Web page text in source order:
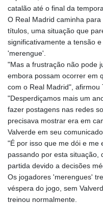
catalão até o final da
O Real Madrid caminha
títulos, uma situação que
significativamente a tensão
'merengue'.
"Mas a frustração não pode
embora possam ocorrer em
com o Real Madrid", afirmou
"Desperdiçamos mais um
fazer postagens nas redes
precisava mostrar era em
Valverde em seu
"É por isso que me dói e me
passando por esta situação,
partida devido a decisões
Os jogadores 'merengues'
véspera do jogo, sem
treinou normalmente.